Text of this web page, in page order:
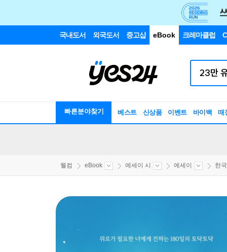
국내도서 외국도서 중고샵 eBook 크레마클럽
빠른분야찾기 베스트 신상품 이벤트 바이백 매
웰컴 eBook 에세이 시 에세이 한